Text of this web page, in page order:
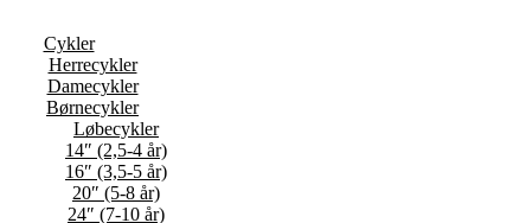
Cykler
Herrecykler
Damecykler
Børnecykler
Løbecykler
14″ (2,5-4 år)
16″ (3,5-5 år)
20″ (5-8 år)
24″ (7-10 år)